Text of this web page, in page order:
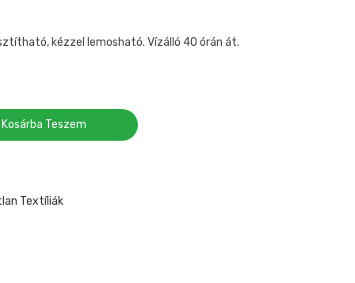
kézzel lemosható. Vízálló 40 órán át.
Kosárba Teszem
Textíliák